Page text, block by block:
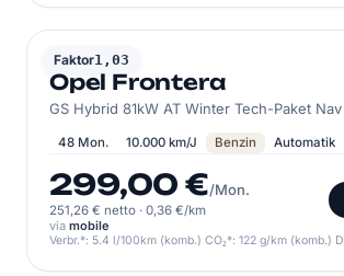
Faktor1,03
OPEL
Opel Frontera
GS Hybrid 81kW AT Winter Tech-Paket Nav
48 Mon. 10.000 km/J Benzin Automatik
299,00 €/Mon.
251,26 € netto · 0,36 €/km
via mobile
Verbr.*: 5.4 l/100km (komb.) CO₂*: 122 g/km (komb.) D